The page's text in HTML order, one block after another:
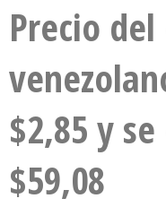
Precio
$2,85 y
$59,08